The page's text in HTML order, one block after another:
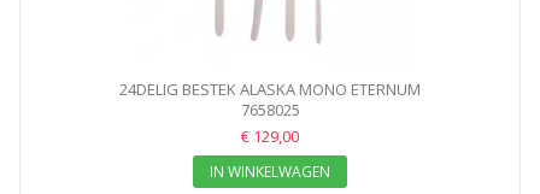
24DELIG BESTEK ALASKA MONO ETERNUM
7658025
€ 129,00
IN WINKELWAGEN